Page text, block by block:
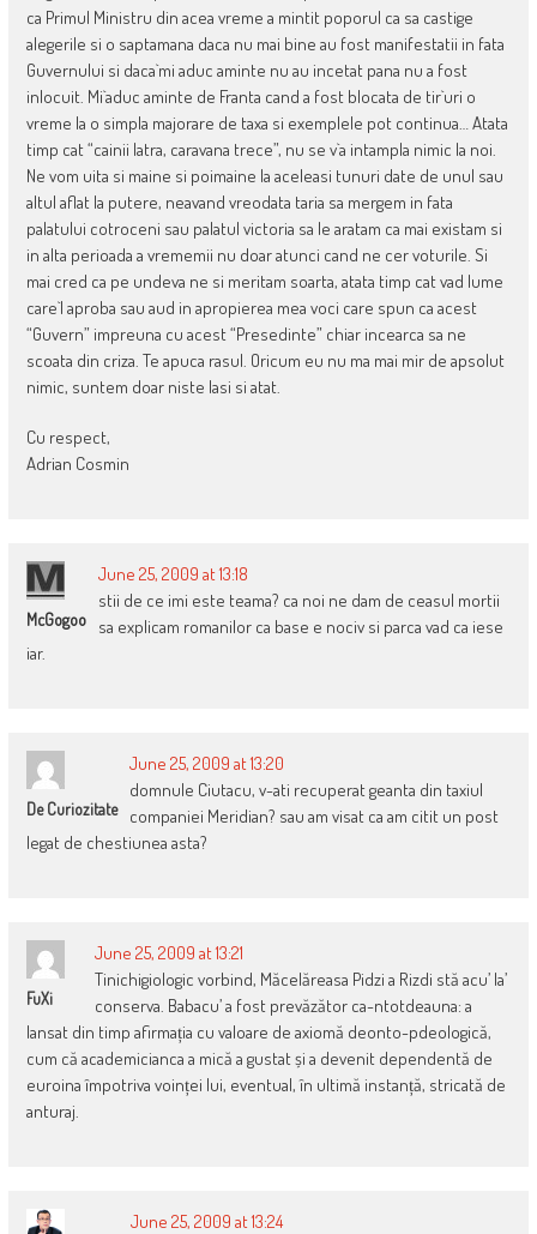
ca Primul Ministru din acea vreme a mintit poporul ca sa castige
alegerile si o saptamana daca nu mai bine au fost manifestatii in fata
Guvernului si daca`mi aduc aminte nu au incetat pana nu a fost
inlocuit. Mi`aduc aminte de Franta cand a fost blocata de tir`uri o
vreme la o simpla majorare de taxa si exemplele pot continua… Atata
timp cat “cainii latra, caravana trece”, nu se v`a intampla nimic la noi.
Ne vom uita si maine si poimaine la aceleasi tunuri date de unul sau
altul aflat la putere, neavand vreodata taria sa mergem in fata
palatului cotroceni sau palatul victoria sa le aratam ca mai existam si
in alta perioada a vrememii nu doar atunci cand ne cer voturile. Si
mai cred ca pe undeva ne si meritam soarta, atata timp cat vad lume
care`l aproba sau aud in apropierea mea voci care spun ca acest
“Guvern” impreuna cu acest “Presedinte” chiar incearca sa ne
scoata din criza. Te apuca rasul. Oricum eu nu ma mai mir de apsolut
nimic, suntem doar niste lasi si atat.
Cu respect,
Adrian Cosmin
McGogoo
June 25, 2009 at 13:18
stii de ce imi este teama? ca noi ne dam de ceasul mortii
sa explicam romanilor ca base e nociv si parca vad ca iese
iar.
De Curiozitate
June 25, 2009 at 13:20
domnule Ciutacu, v-ati recuperat geanta din taxiul
companiei Meridian? sau am visat ca am citit un post
legat de chestiunea asta?
FuXi
June 25, 2009 at 13:21
Tinichigiologic vorbind, Măcelăreasa Pidzi a Rizdi stă acu’ la’
conserva. Babacu’ a fost prevăzător ca-ntotdeauna: a
lansat din timp afirmația cu valoare de axiomă deonto-pdeologică,
cum că academicianca a mică a gustat și a devenit dependentă de
euroina împotriva voinței lui, eventual, în ultimă instanță, stricată de
anturaj.
June 25, 2009 at 13:24